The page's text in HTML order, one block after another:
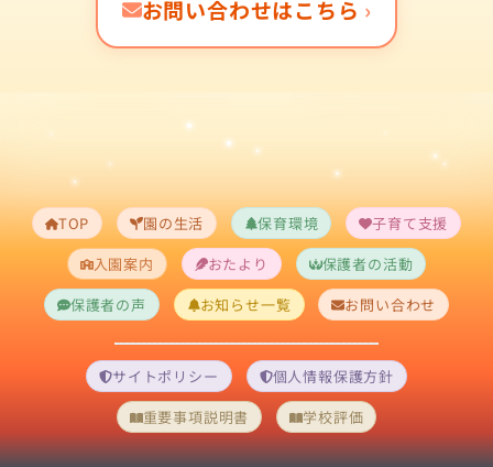
お問い合わせはこちら ›
TOP 園の生活 保育環境
子育て支援
入園案内
おたより
保護者の活動
保護者の声
お知らせ一覧 お問い合わせ
サイトポリシー
個人情報保護方針
重要事項説明書
学校評価